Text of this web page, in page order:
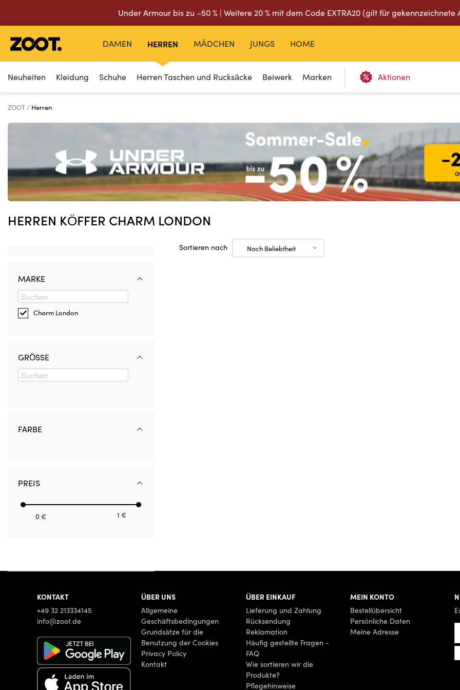
Under Armour bis zu –50 % | Weitere 20 % mit dem Code EXTRA20 (gilt für
DAMEN HERREN
Neuheiten Kleidung Schuhe Herren Taschen und Rucksäcke Beiwerk Marken Aktionen
MÄDCHEN JUNGS HOME
ZOOT Herren
HERREN KÖFFER CHARM LONDON
Sortieren nach Nach Beliebtheit
MARKE
Charm London
GRÖSSE
FARBE
PREIS
0 € 1 €
KONTAKT
+49 32 213334145
info@zoot.de
ÜBER UNS
Allgemeine
Geschäftsbedingungen
Grundsätze für die
Benutzung der Cookies
Privacy Policy
Kontakt
ÜBER EINKAUF
Lieferung und Zahlung
Rücksendung
Reklamation
Häufig gestellte Fragen -
FAQ
Wie sortieren wir die
Produkte?
Pflegehinweise
MEIN KONTO
Bestellübersicht
Persönliche Daten
Meine Adresse